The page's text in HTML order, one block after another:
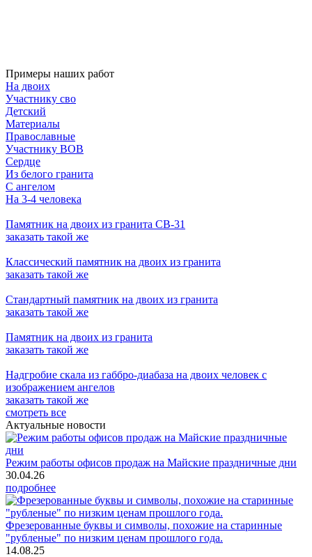
Примеры наших работ
На двоих
Участнику сво
Детский
Материалы
Православные
Участнику ВОВ
Сердце
Из белого гранита
С ангелом
На 3-4 человека
Памятник на двоих из гранита СВ-31
заказать такой же
Классический памятник на двоих из гранита
заказать такой же
Стандартный памятник на двоих из гранита
заказать такой же
Памятник на двоих из гранита
заказать такой же
Надгробие скала из габбро-диабаза на двоих человек с
изображением ангелов
заказать такой же
смотреть все
Актуальные новости
Режим работы офисов продаж на Майские праздничные дни
30.04.26
подробнее
Фрезерованные буквы и символы, похожие на старинные
"рубленые" по низким ценам прошлого года.
14.08.25